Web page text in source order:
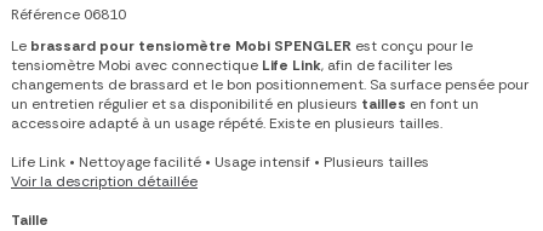
Référence 06810
Le brassard pour tensiomètre Mobi SPENGLER est conçu pour le
tensiomètre Mobi avec connectique Life Link, afin de faciliter les
changements de brassard et le bon positionnement. Sa surface pensée pour
un entretien régulier et sa disponibilité en plusieurs tailles en font un
accessoire adapté à un usage répété. Existe en plusieurs tailles.
Life Link • Nettoyage facilité • Usage intensif • Plusieurs tailles
Voir la description détaillée
Taille